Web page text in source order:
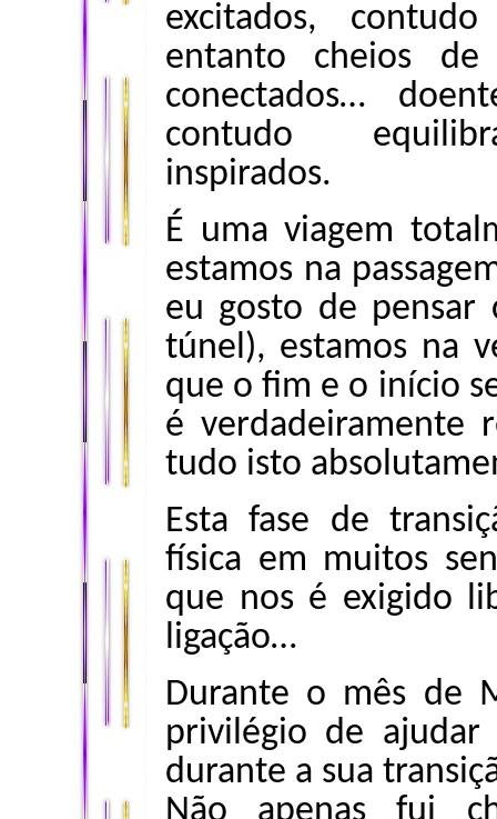
excitados,
entanto cheios de
conectados…
contudo
inspirados.
É uma viagem
estamos na
eu gosto de pensar
túnel), estamos na
que o fim e o início
é verdadeiramente
tudo isto
Esta fase de
física em muitos
que nos é exigido
ligação…
Durante o mês de
privilégio de
durante a sua